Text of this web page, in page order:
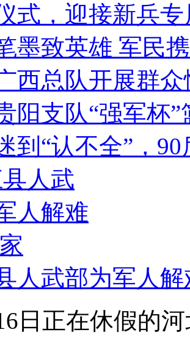
式，迎接新兵专
墨致英雄 军民
西总队开展群
阳支队“强军杯
到“认不全”，
人武部为军人
日正在休假的